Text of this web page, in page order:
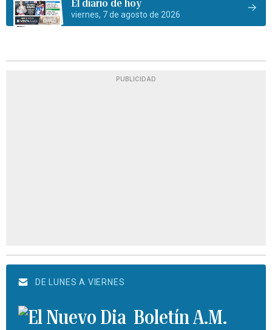
El diario de hoy
viernes, 7 de agosto de 2026
PUBLICIDAD
DE LUNES A VIERNES
Boletín A.M.